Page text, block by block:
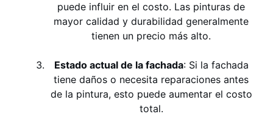
puede influir en el costo. Las pinturas de
mayor calidad y durabilidad generalmente
tienen un precio más alto.
Estado actual de la fachada: Si la fachada
tiene daños o necesita reparaciones antes
de la pintura, esto puede aumentar el costo
total.